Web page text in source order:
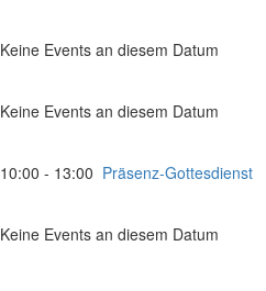
Keine Events an diesem Datum
Keine Events an diesem Datum
10:00 - 13:00 Präsenz-Gottesdienst
Keine Events an diesem Datum